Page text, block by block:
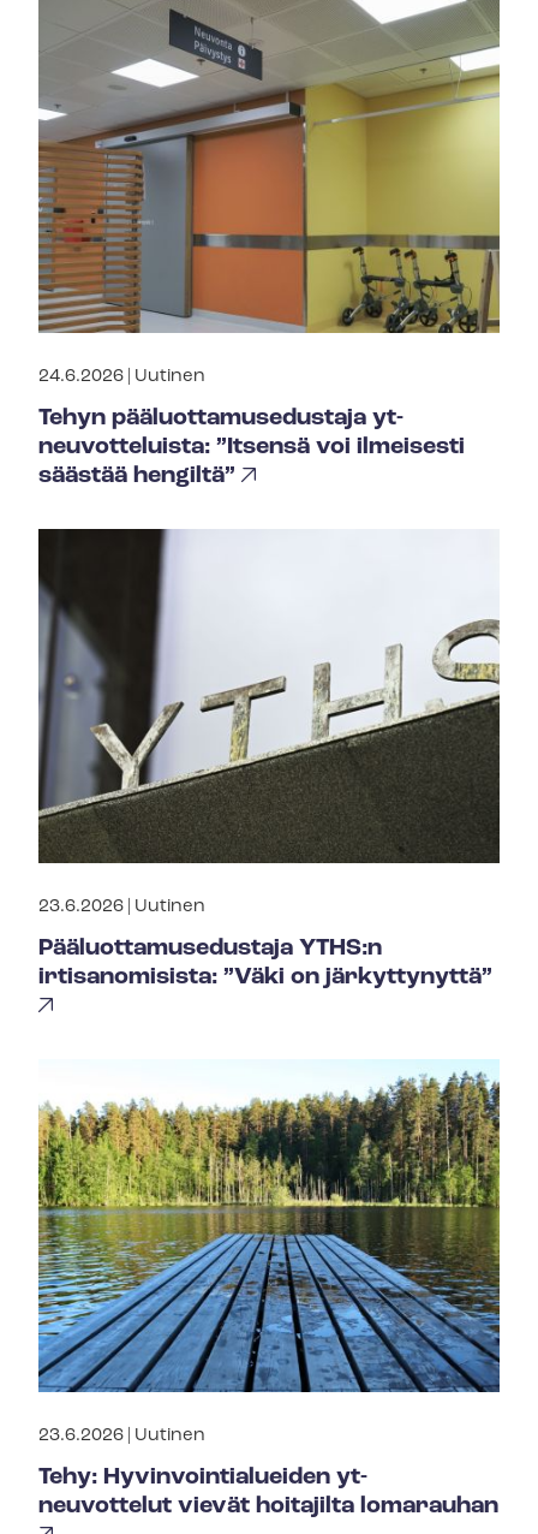
24.6.2026 | Uutinen
Tehyn pää­luot­ta­muse­dus­ta­ja yt-
neuvotteluista: ”Itsensä voi ilmeisesti
säästää hengiltä”
23.6.2026 | Uutinen
Pää­luot­ta­muse­dus­ta­ja YTHS:n
irtisanomisista: ”Väki on järkyttynyttä”
23.6.2026 | Uutinen
Tehy: Hy­vin­voin­tia­luei­den yt-
neuvottelut vievät hoitajilta lomarauhan